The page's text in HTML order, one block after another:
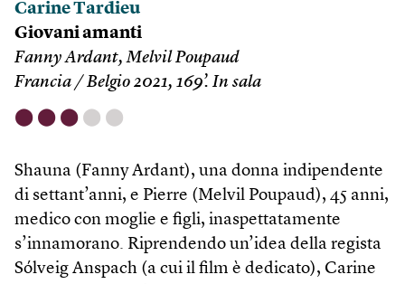
Carine Tardieu
Giovani amanti
Fanny Ardant, Melvil Poupaud
Francia / Belgio 2021, 169’. In sala
⬤ ⬤ ⬤ ⬤ ⬤
Shauna (Fanny Ardant), una donna indipendente
di settant’anni, e Pierre (Melvil Poupaud), 45 anni,
medico con moglie e figli, inaspettatamente
s’innamorano. Riprendendo un’idea della regista
Sólveig Anspach (a cui il film è dedicato), Carine